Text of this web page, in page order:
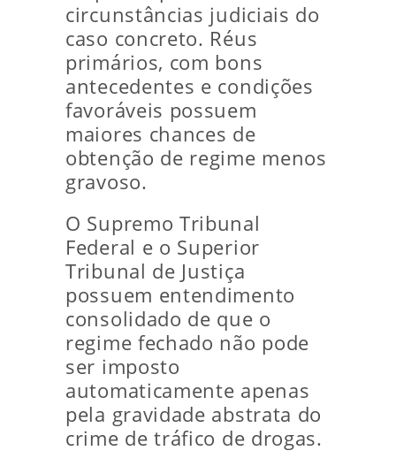
circunstâncias judiciais do
caso concreto. Réus
primários, com bons
antecedentes e condições
favoráveis possuem
maiores chances de
obtenção de regime menos
gravoso.
O Supremo Tribunal
Federal e o Superior
Tribunal de Justiça
possuem entendimento
consolidado de que o
regime fechado não pode
ser imposto
automaticamente apenas
pela gravidade abstrata do
crime de tráfico de drogas.